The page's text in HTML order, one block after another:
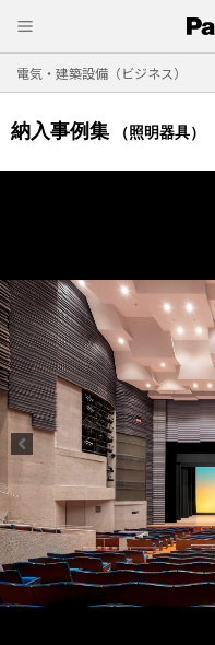
電気・建築設備（ビジネス）
納入事例集 （照明器具）